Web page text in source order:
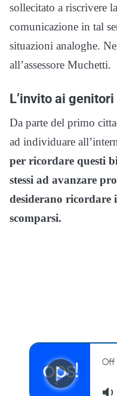
sollecitato a riscrivere
comunicazione in tal
situazioni analoghe.
all’assessore Muchetti.
L’invito ai genitori
Da parte del primo
ad individuare
per ricordare questi
stessi ad avanzare
desiderano ricordare
scomparsi.